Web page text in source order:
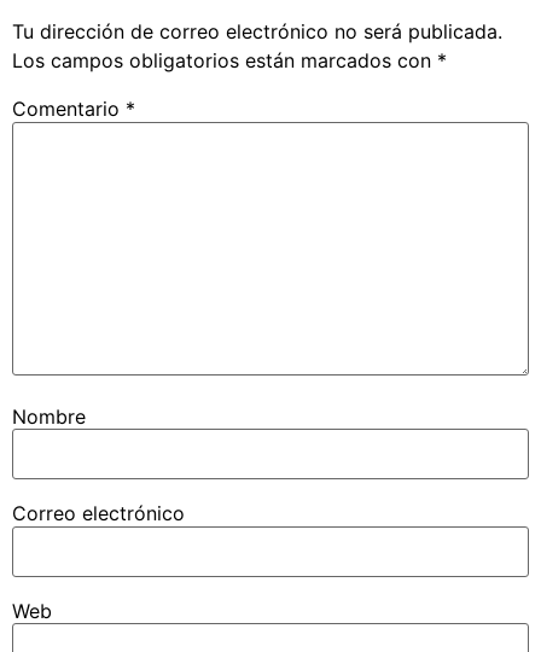
Tu dirección de correo electrónico no será publicada.
Los campos obligatorios están marcados con *
Comentario *
Nombre
Correo electrónico
Web